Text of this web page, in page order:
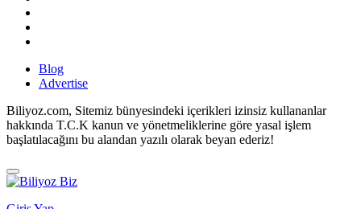
Blog
Advertise
Biliyoz.com, Sitemiz bünyesindeki içerikleri izinsiz kullananlar
hakkında T.C.K kanun ve yönetmeliklerine göre yasal işlem
başlatılacağını bu alandan yazılı olarak beyan ederiz!